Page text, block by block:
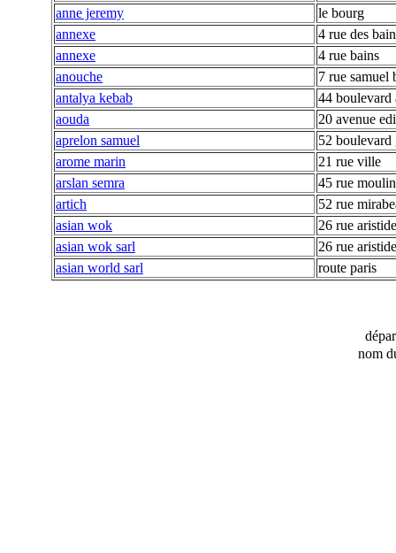
anne jeremy
le bourg
annexe
4 rue des
annexe
4 rue bains
anouche
7 rue samuel
antalya kebab
44 boulevard
aouda
20 avenue
aprelon samuel
52 boulevard
arome marin
21 rue ville
arslan semra
45 rue
artich
52 rue
asian wok
26 rue
asian wok sarl
26 rue
asian world sarl
route paris
nom